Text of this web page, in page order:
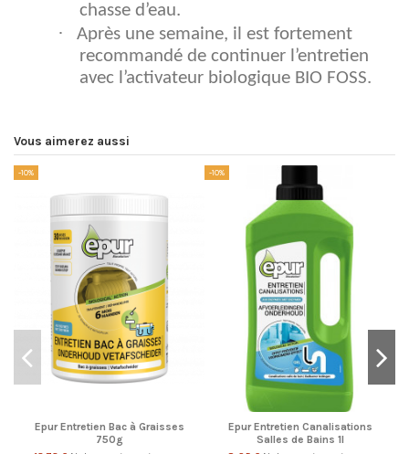
chasse d’eau.
·
Après une semaine, il est fortement
recommandé de continuer l’entretien
avec l’activateur biologique BIO FOSS.
Vous aimerez aussi
-10%
Epur Entretien Bac à Graisses
750g
-10%
Epur Entretien Canalisations
Salles de Bains 1l